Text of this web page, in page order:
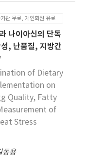
and the normal
steatosis
blood
of the
and the
fasting blood
diastolic
the NAFLD
(p<0.001,
protein (g/kg
(p<0.001),
관 무료, 개인회원 유료
나이아신의 단독
, 난품질, 지방간
of Dietary
on
Quality, Fatty
of
Stress
동용